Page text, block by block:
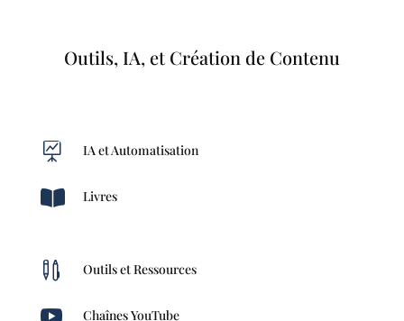
Outils, IA, et Création de Contenu
 IA et Automatisation
 Livres
 Outils et Ressources
 Chaînes YouTube